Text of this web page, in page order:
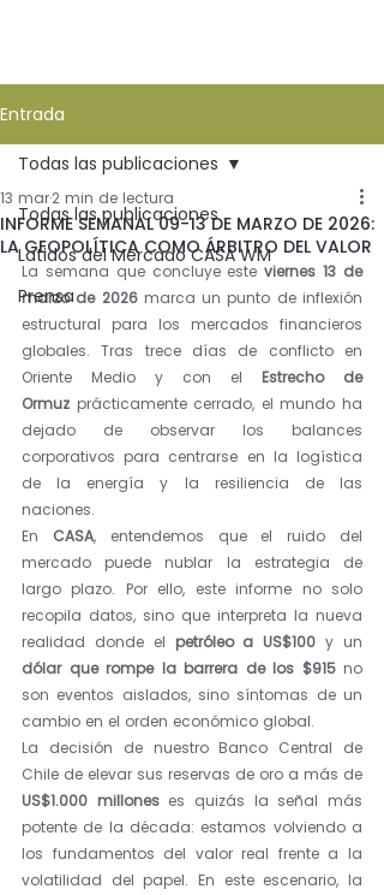
Entrada
Todas las publicaciones
Latidos del Mercado CASA WM
Prensa
Todas las publicaciones
INFORME SEMANAL 09-13 DE MARZO DE 2026:
LA GEOPOLÍTICA COMO ÁRBITRO DEL VALOR
13 mar2 min de lectura
La semana que concluye este viernes 13 de
marzo de 2026 marca un punto de inflexión
estructural para los mercados financieros
globales. Tras trece días de conflicto en
Oriente Medio y con el Estrecho de
Ormuz prácticamente cerrado, el mundo ha
dejado de observar los balances
corporativos para centrarse en la logística
de la energía y la resiliencia de las
naciones.
En CASA, entendemos que el ruido del
mercado puede nublar la estrategia de
largo plazo. Por ello, este informe no solo
recopila datos, sino que interpreta la nueva
realidad donde el petróleo a US$100
dólar que rompe la barrera de los $915 no
son eventos aislados, sino síntomas de un
cambio en el orden económico global.
La decisión de nuestro Banco Central de
US$1.000 millones es quizás la señal más
potente de la década: estamos volviendo a
los fundamentos del valor real frente a la
volatilidad del papel. En este escenario, la